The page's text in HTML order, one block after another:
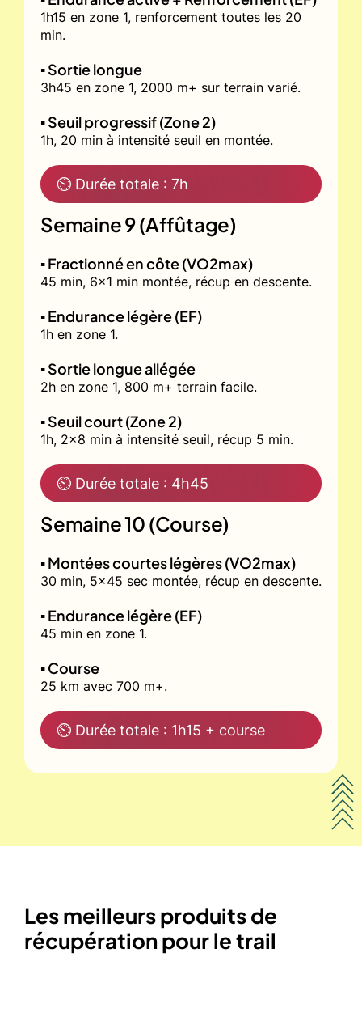
1h15 en zone 1, renforcement toutes les 20
min.
▪️ Sortie longue
3h45 en zone 1, 2000 m+ sur terrain varié.
▪️ Seuil progressif (Zone 2)
1h, 20 min à intensité seuil en montée.
⏲ Durée totale : 7h
Semaine 9 (Affûtage)
▪️ Fractionné en côte (VO2max)
45 min, 6x1 min montée, récup en descente.
▪️ Endurance légère (EF)
1h en zone 1.
▪️ Sortie longue allégée
2h en zone 1, 800 m+ terrain facile.
▪️ Seuil court (Zone 2)
1h, 2x8 min à intensité seuil, récup 5 min.
⏲ Durée totale : 4h45
Semaine 10 (Course)
▪️ Montées courtes légères (VO2max)
30 min, 5x45 sec montée, récup en descente.
▪️ Endurance légère (EF)
45 min en zone 1.
▪️ Course
25 km avec 700 m+.
⏲ Durée totale : 1h15 + course
Les meilleurs produits de
récupération pour le trail